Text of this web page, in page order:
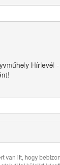
Hírlevél
van itt, hogy